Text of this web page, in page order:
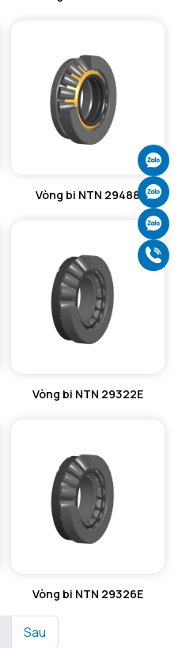
Vòng bi NTN 29488
Vòng bi NTN 29322E
Vòng bi NTN 29326E
Sau